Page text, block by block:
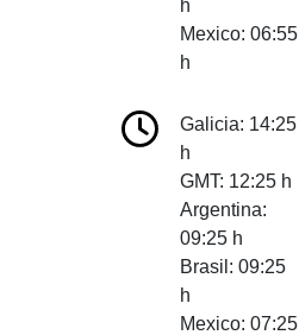
h
Mexico: 06:55
h
Galicia: 14:25
h
GMT: 12:25 h
Argentina:
09:25 h
Brasil: 09:25
h
Mexico: 07:25